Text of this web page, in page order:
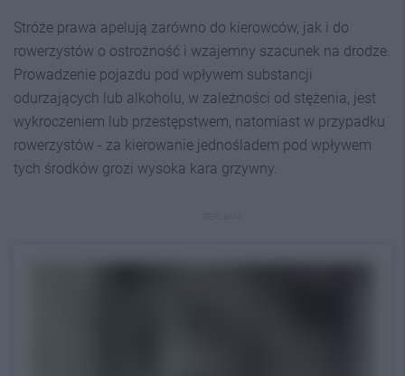
Stróże prawa apelują zarówno do kierowców, jak i do
rowerzystów o ostrożność i wzajemny szacunek na drodze.
Prowadzenie pojazdu pod wpływem substancji
odurzających lub alkoholu, w zależności od stężenia, jest
wykroczeniem lub przestępstwem, natomiast w przypadku
rowerzystów - za kierowanie jednośladem pod wpływem
tych środków grozi wysoka kara grzywny.